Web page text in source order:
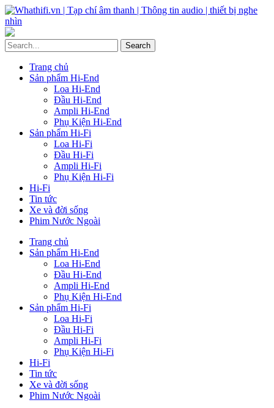
Trang chủ
Sản phẩm Hi-End
Loa Hi-End
Đầu Hi-End
Ampli Hi-End
Phụ Kiện Hi-End
Sản phẩm Hi-Fi
Loa Hi-Fi
Đầu Hi-Fi
Ampli Hi-Fi
Phụ Kiện Hi-Fi
Hi-Fi
Tin tức
Xe và đời sống
Phim Nước Ngoài
Trang chủ
Sản phẩm Hi-End
Loa Hi-End
Đầu Hi-End
Ampli Hi-End
Phụ Kiện Hi-End
Sản phẩm Hi-Fi
Loa Hi-Fi
Đầu Hi-Fi
Ampli Hi-Fi
Phụ Kiện Hi-Fi
Hi-Fi
Tin tức
Xe và đời sống
Phim Nước Ngoài